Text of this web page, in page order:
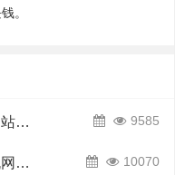
。
哪里公司制作网站好？公司网站哪里制作？ 9585
手机如何建网站？如何建手机网站？ 10070